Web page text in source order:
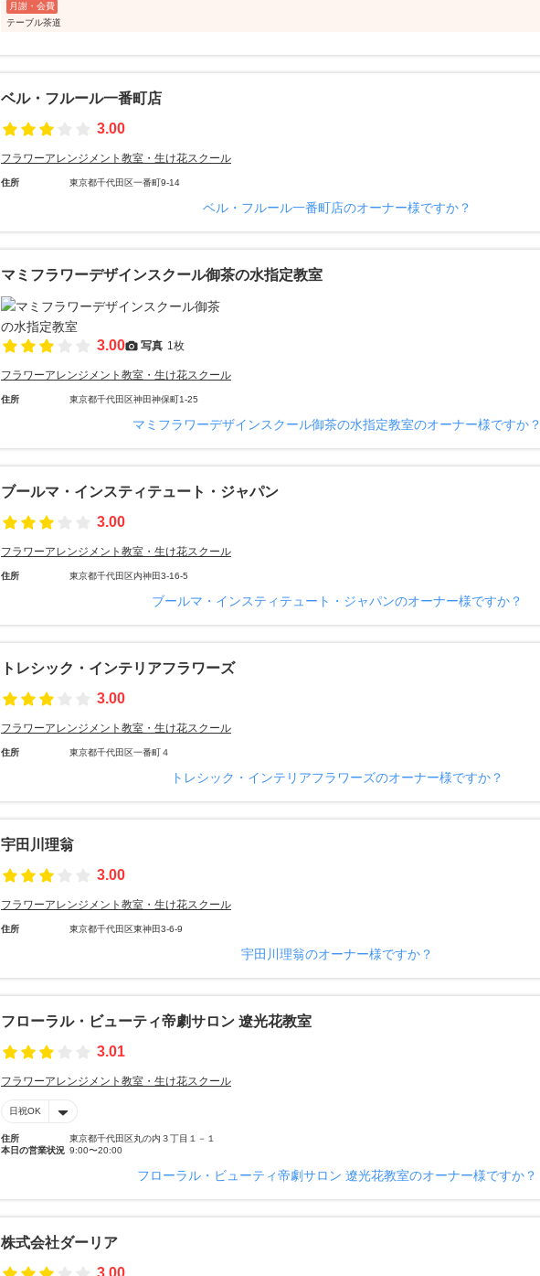
月謝・会費
テーブル茶道
ベル・フルール一番町店
3.00
フラワーアレンジメント教室・生け花スクール
住所 東京都千代田区一番町9-14
ベル・フルール一番町店のオーナー様ですか？
マミフラワーデザインスクール御茶の水指定教室
3.00 写真 1枚
フラワーアレンジメント教室・生け花スクール
住所 東京都千代田区神田神保町1-25
マミフラワーデザインスクール御茶の水指定教室のオーナー様ですか？
ブールマ・インスティテュート・ジャパン
3.00
フラワーアレンジメント教室・生け花スクール
住所 東京都千代田区内神田3-16-5
ブールマ・インスティテュート・ジャパンのオーナー様ですか？
トレシック・インテリアフラワーズ
3.00
フラワーアレンジメント教室・生け花スクール
住所 東京都千代田区一番町４
トレシック・インテリアフラワーズのオーナー様ですか？
宇田川理翁
3.00
フラワーアレンジメント教室・生け花スクール
住所 東京都千代田区東神田3-6-9
宇田川理翁のオーナー様ですか？
フローラル・ビューティ帝劇サロン 遼光花教室
3.01
フラワーアレンジメント教室・生け花スクール
日祝OK
住所
東京都千代田区丸の内３丁目１－１
本日の営業状況 9:00〜20:00
フローラル・ビューティ帝劇サロン 遼光花教室のオーナー様ですか？
株式会社ダーリア
3.00